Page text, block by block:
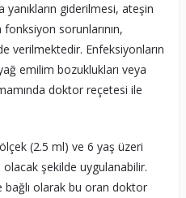
giderilmesi, ateşin
sorunlarının,
verilmektedir. Enfeksiyonların
emilim bozuklukları veya
doktor reçetesi ile
(2.5 ml) ve 6 yaş üzeri
şekilde uygulanabilir.
bağlı olarak bu oran doktor